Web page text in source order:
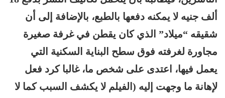
ألف جنيه لا يمكنه دفعها بالطبع، بالإضافة إلى أن
شقيقه “ميلاد” الذي كان يقطن في غرفة صغيرة
مجاورة لغرفته فوق سطح البناية السكنية التي
يعمل فيها، اعتدى على شخص ما، غالبا كرد فعل
لإهانة ما وجهت إليه (الفيلم لا يكشف السبب كما لا